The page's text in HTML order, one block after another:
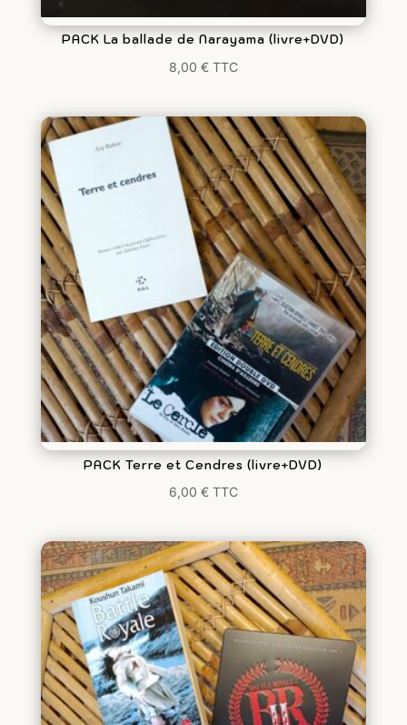
PACK La ballade de Narayama (livre+DVD)
8,00 € TTC
PACK Terre et Cendres (livre+DVD)
6,00 € TTC